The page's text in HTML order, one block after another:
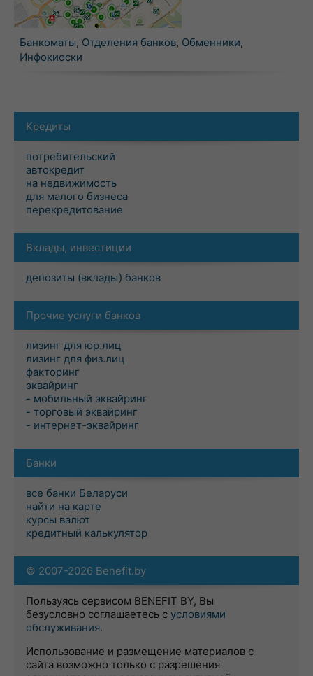
Банкоматы, Отделения банков, Обменники,
Инфокиоски
Кредиты
потребительский
автокредит
на недвижимость
для малого бизнеса
перекредитование
Вклады, инвестиции
депозиты (вклады) банков
Прочие услуги банков
лизинг для юр.лиц
лизинг для физ.лиц
факторинг
эквайринг
- мобильный эквайринг
- торговый эквайринг
- интернет-эквайринг
Банки
все банки Беларуси
найти на карте
курсы валют
кредитный калькулятор
© 2007-2026 Benefit.by
Пользуясь сервисом BENEFIT BY, Вы
безусловно соглашаетесь с условиями
обслуживания.
Использование и размещение материалов с
сайта возможно только с разрешения